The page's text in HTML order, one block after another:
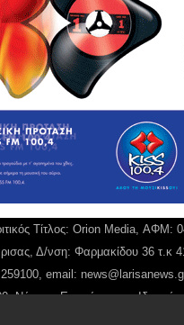
Τίτλος: Orion Media, ΑΦΜ:
Δ/νση: Φαρμακίδου 36 τ.κ
email:
Νόμιμος Εκπρόσωπος,
Διευθύντρια: Γιαννουσά